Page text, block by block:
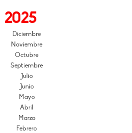
2025
Diciembre
Noviembre
Octubre
Septiembre
Julio
Junio
Mayo
Abril
Marzo
Febrero